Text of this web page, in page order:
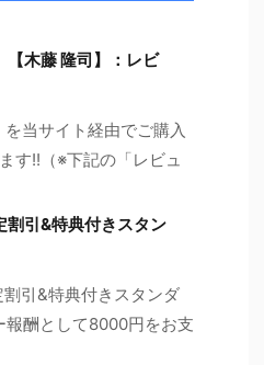
木藤 隆司】：レビ
当サイト経由でご購入
す!!（※下記の「レビュ
引&特典付きスタン
引&特典付きスタンダ
報酬として8000円をお支